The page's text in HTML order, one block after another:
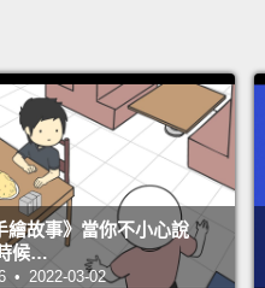
繪故事》當你不小心說
候…
• 2022-03-02